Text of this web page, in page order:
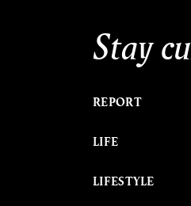
Stay
REPORT
LIFE
LIFESTYLE